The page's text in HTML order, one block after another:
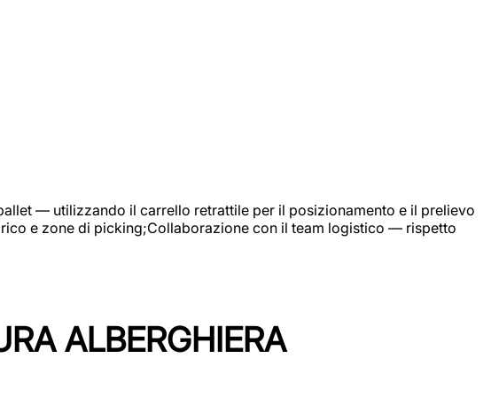
— utilizzando il carrello retrattile per il posizionamento e il prelievo
e zone di picking;Collaborazione con il team logistico — rispetto
ALBERGHIERA